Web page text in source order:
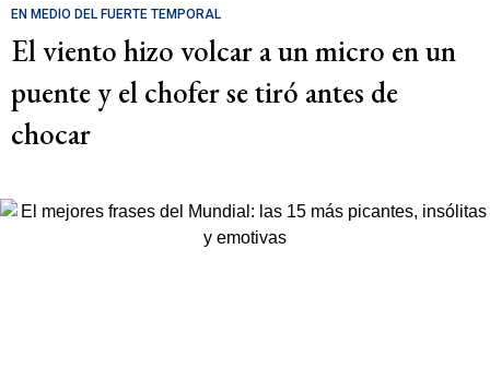
EN MEDIO DEL FUERTE TEMPORAL
El viento hizo volcar a un micro en un
puente y el chofer se tiró antes de
chocar